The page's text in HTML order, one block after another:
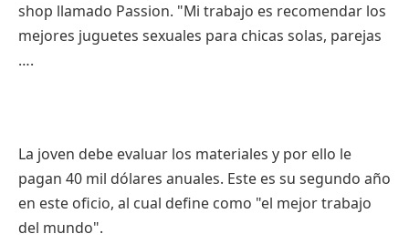
shop llamado Passion. "Mi trabajo es recomendar los
mejores juguetes sexuales para chicas solas, parejas
….
La joven debe evaluar los materiales y por ello le
pagan 40 mil dólares anuales. Este es su segundo año
en este oficio, al cual define como "el mejor trabajo
del mundo".